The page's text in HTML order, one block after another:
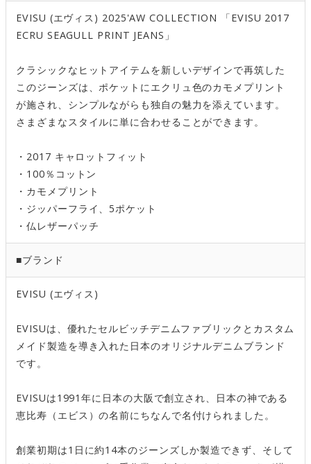
EVISU (エヴィス) 2025'AW COLLECTION 「EVISU 2017
ECRU SEAGULL PRINT JEANS」
クラシックなヒットアイテムを新しいデザインで再筑した
このジーンズは、ポケットにエクリュ色のカモメプリント
が施され、シンプルながらも独自の魅力を添えています。
さまざまなスタイルに単に合わせることができます。
・2017 キャロットフィット
・100％コットン
・カモメプリント
・ジッパーフライ、5ポケット
・仏レザーパッチ
■ブランド
EVISU (エヴィス)
EVISUは、優れたセルビッチデニムファブリックとカスタム
メイド製造を導き入れた日本のオリジナルデニムブランド
です。
EVISUは1991年に日本の大阪で創立され、日本の神である
恵比寿（エビス）の名前にちなんで名付けられました。
創業初期は1日に約14本のジーンズしか製造できず、そして